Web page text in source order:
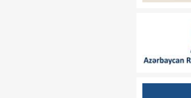
Deputat:
paraflanan
Cənubi
əsasını